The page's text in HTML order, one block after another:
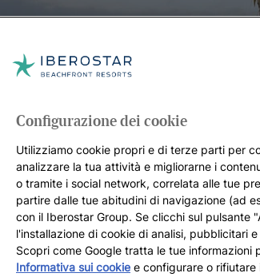
PIÙ
Configurazione dei cookie
Utilizziamo cookie propri e di terze parti per
analizzare la tua attività e migliorarne i
o tramite i social network, correlata alle tue
partire dalle tue abitudini di navigazione (ad
con il Iberostar Group. Se clicchi sul pulsante
l'installazione di cookie di analisi, pubblicitari
Scopri come Google tratta le tue informazioni
Informativa sui cookie e configurare o